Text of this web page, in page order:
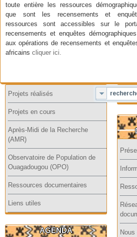
toute entière les ressources
que sont les recensements et
ressources sont accessibles sur le
recensements et enquêtes
aux opérations de recensements et
africains cliquer ici.
Projets réalisés
Projets en cours
Après-Midi de la Recherche
(AMR)
Observatoire de Population de
Ouagadougou (OPO)
Ressources documentaires
Liens utiles
AGENDA